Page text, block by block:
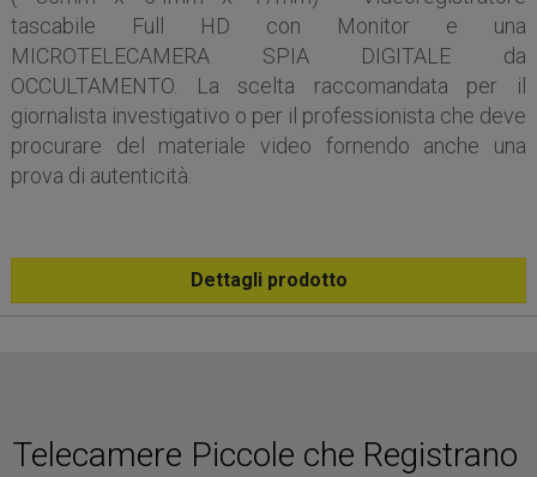
tascabile Full HD con Monitor e una
MICROTELECAMERA SPIA DIGITALE da
OCCULTAMENTO. La scelta raccomandata per il
giornalista investigativo o per il professionista che deve
procurare del materiale video fornendo anche una
prova di autenticità.
Dettagli prodotto
Telecamere Piccole che Registrano